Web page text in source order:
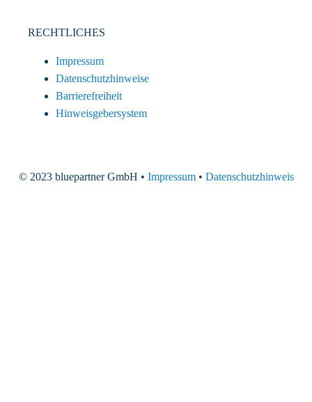
RECHTLICHES
Impressum
Datenschutzhinweise
Barrierefreiheit
Hinweisgebersystem
© 2023 bluepartner GmbH • Impressum• Datenschutzhinweis